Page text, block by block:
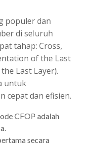
populer dan
di seluruh
tahap: Cross,
of the Last
Last Layer).
untuk
cepat dan efisien.
CFOP adalah
secara